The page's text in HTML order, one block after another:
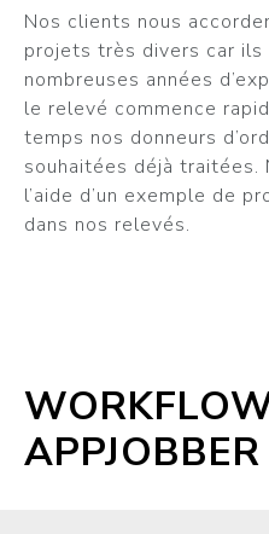
Nos clients nous
projets très divers car ils
nombreuses années
le relevé commence
temps nos donneurs
souhaitées déjà traitées.
l’aide d’un exemple de
dans nos relevés.
APPJOBBER